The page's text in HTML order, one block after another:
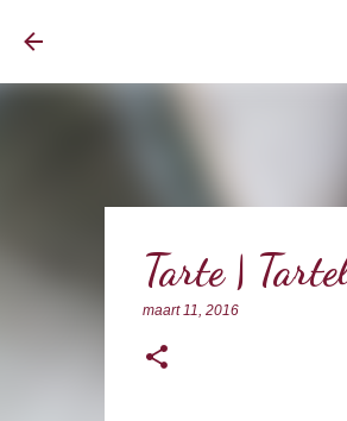
Tarte |
maart 11, 2016